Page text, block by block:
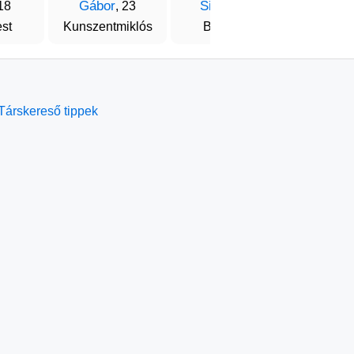
Gábor, 23
Kunszentmiklós
Siklodi
Budapest
tippek